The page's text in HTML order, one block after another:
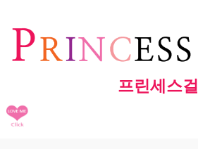
프린세스걸